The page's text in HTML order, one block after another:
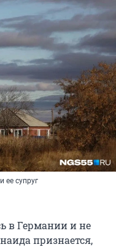
ее супруг
в Германии и не
признается,